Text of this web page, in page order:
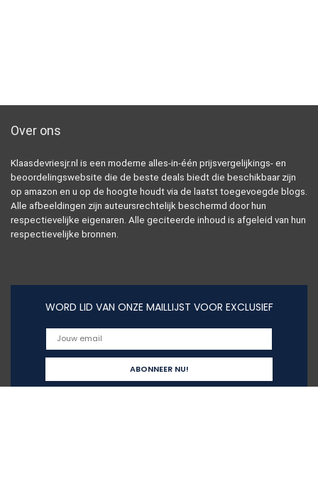
Over ons
Klaasdevriesjr.nl is een moderne alles-in-één prijsvergelijkings- en
beoordelingswebsite die de beste deals biedt die beschikbaar zijn
op amazon en u op de hoogte houdt via de laatst toegevoegde blogs.
Alle afbeeldingen zijn auteursrechtelijk beschermd door hun
respectievelijke eigenaren. Alle geciteerde inhoud is afgeleid van hun
respectievelijke bronnen.
WORD LID VAN ONZE MAILLIJST VOOR EXCLUSIEF